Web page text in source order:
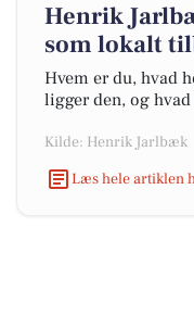
Henrik
som lokalt
Hvem er du, hvad
ligger den, og
Kilde: Henrik Jarlbæk
Læs hele artiklen